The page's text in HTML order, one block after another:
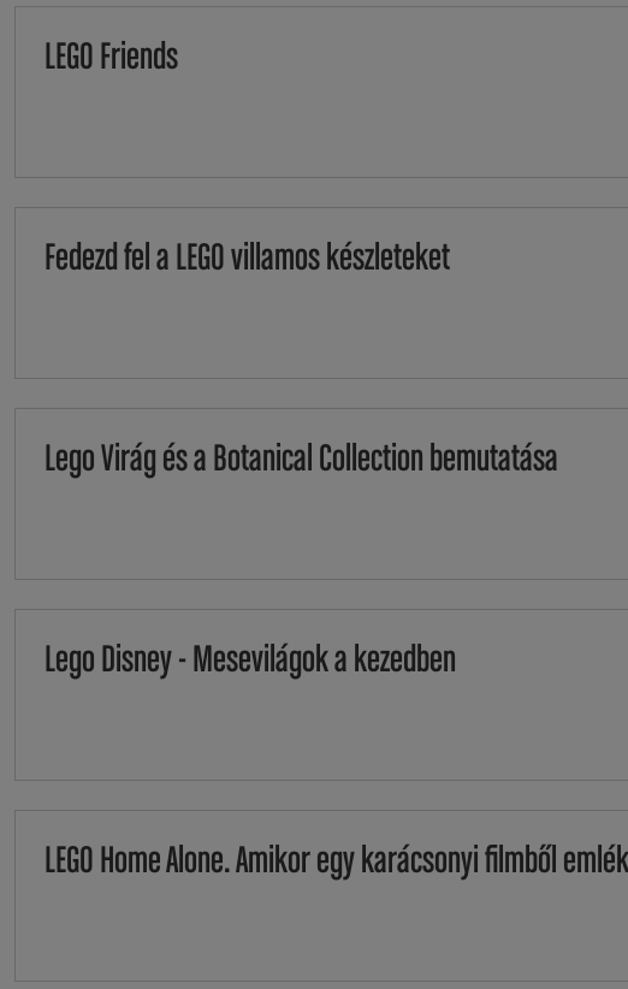
LEGO Friends
Fedezd fel a LEGO villamos készleteket
Lego Virág és a Botanical Collection bemutatása
Lego Disney - Mesevilágok a kezedben
LEGO Home Alone. Amikor egy karácsonyi filmből